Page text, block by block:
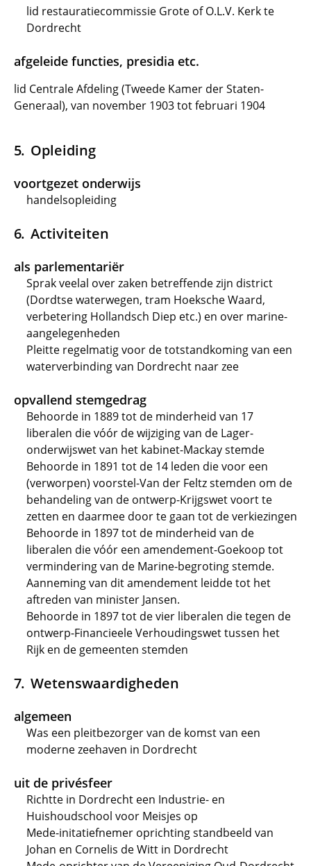
lid restauratiecommissie Grote of O.L.V. Kerk te
Dordrecht
afgeleide functies, presidia etc.
lid Centrale Afdeling (Tweede Kamer der Staten-
Generaal), van november 1903 tot februari 1904
Opleiding
voortgezet onderwijs
handelsopleiding
Activiteiten
als parlementariër
Sprak veelal over zaken betreffende zijn district
(Dordtse waterwegen, tram Hoeksche Waard,
verbetering Hollandsch Diep etc.) en over marine-
aangelegenheden
Pleitte regelmatig voor de totstandkoming van een
waterverbinding van Dordrecht naar zee
opvallend stemgedrag
Behoorde in 1889 tot de minderheid van 17
liberalen die vóór de wijziging van de Lager-
onderwijswet van het kabinet-Mackay stemde
Behoorde in 1891 tot de 14 leden die voor een
(verworpen) voorstel-Van der Feltz stemden om de
behandeling van de ontwerp-Krijgswet voort te
zetten en daarmee door te gaan tot de verkiezingen
Behoorde in 1897 tot de minderheid van de
liberalen die vóór een amendement-Goekoop tot
vermindering van de Marine-begroting stemde.
Aanneming van dit amendement leidde tot het
aftreden van minister Jansen.
Behoorde in 1897 tot de vier liberalen die tegen de
ontwerp-Financieele Verhoudingswet tussen het
Rijk en de gemeenten stemden
Wetenswaardigheden
algemeen
Was een pleitbezorger van de komst van een
moderne zeehaven in Dordrecht
uit de privésfeer
Richtte in Dordrecht een Industrie- en
Huishoudschool voor Meisjes op
Mede-initatiefnemer oprichting standbeeld van
Johan en Cornelis de Witt in Dordrecht